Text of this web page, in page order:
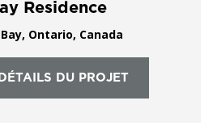
Residence
Ontario, Canada
DU PROJET